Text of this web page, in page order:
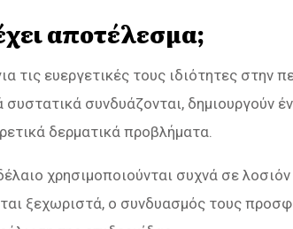
αποτέλεσμα;
τις ευεργετικές τους ιδιότητες στην
συνδυάζονται, δημιουργούν
δερματικά προβλήματα.
χρησιμοποιούνται συχνά σε
ξεχωριστά, ο συνδυασμός τους